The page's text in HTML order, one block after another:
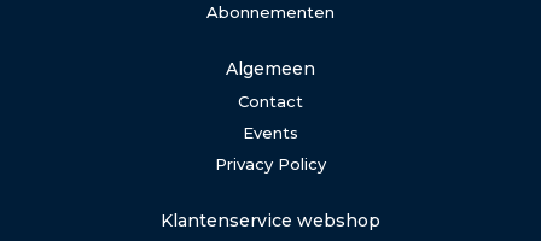
Abonnementen
Algemeen
Contact
Events
Privacy Policy
Klantenservice webshop